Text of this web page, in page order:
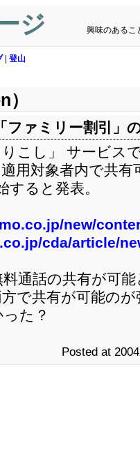
ジ 興味のあるこ
| 登山
ファミリー割引」
こし」 サービス
用対象者内で共
すると発表。
new/
cda/article/
通話の共有が可
で共有が可能のが
た？
Posted at